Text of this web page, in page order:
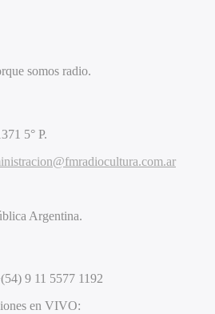
somos radio.
5° P.
Argentina.
9 11 5577 1192
en VIVO: